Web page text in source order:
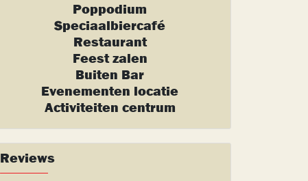
Poppodium
Speciaalbiercafé
Restaurant
Feest zalen
Buiten Bar
Evenementen locatie
Activiteiten centrum
Reviews